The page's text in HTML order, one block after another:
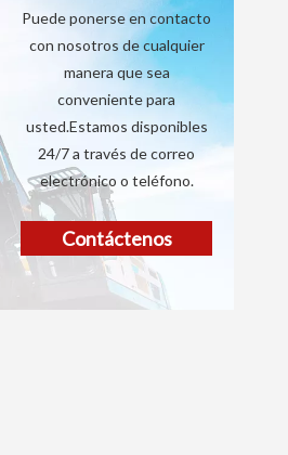
Puede ponerse en contacto
con nosotros de cualquier
manera que sea
conveniente para
usted.Estamos disponibles
24/7 a través de correo
electrónico o teléfono.
Contáctenos